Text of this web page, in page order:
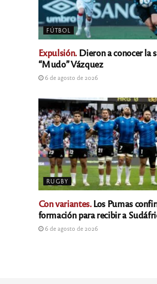
FÚTBOL
Expulsión.Dieron a conocer la
“Mudo” Vázquez
6 de agosto de 2026
RUGBY
Con variantes.Los Pumas
formación para recibir a
6 de agosto de 2026